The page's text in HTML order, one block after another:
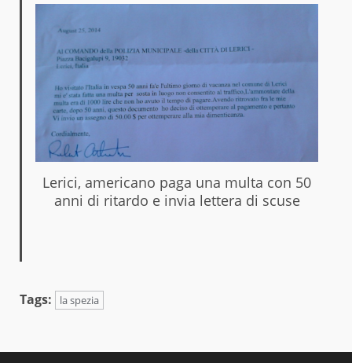
Lerici, americano paga una multa con 50
anni di ritardo e invia lettera di scuse
Tags: la spezia